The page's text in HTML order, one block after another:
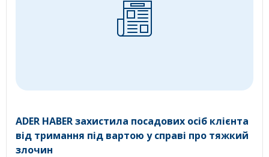
ADER HABER захистила посадових осіб клієнта
від тримання під вартою у справі про тяжкий
злочин